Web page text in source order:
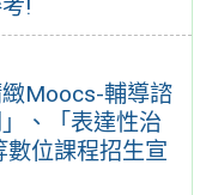
!
Moocs-輔導諮
、「表達性治
位課程招生宣